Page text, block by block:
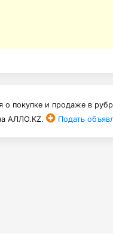
о покупке и продаже в
АЛЛО.KZ.
Подать